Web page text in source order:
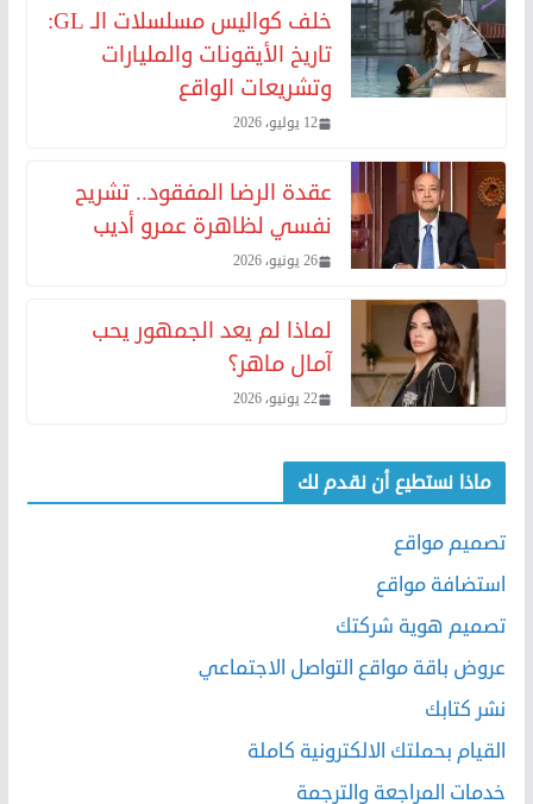
خلف كواليس مسلسلات الـ GL:
تاريخ الأيقونات والمليارات
وتشريعات الواقع
12 يوليو، 2026
عقدة الرضا المفقود.. تشريح
نفسي لظاهرة عمرو أديب
26 يونيو، 2026
لماذا لم يعد الجمهور يحب
آمال ماهر؟
22 يونيو، 2026
ماذا نستطيع أن نقدم لك
تصميم مواقع
استضافة مواقع
تصميم هوية شركتك
عروض باقة مواقع التواصل الاجتماعي
نشر كتابك
القيام بحملتك الالكترونية كاملة
خدمات المراجعة والترجمة